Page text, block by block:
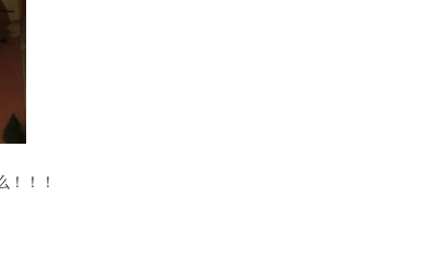
！ ！ ！